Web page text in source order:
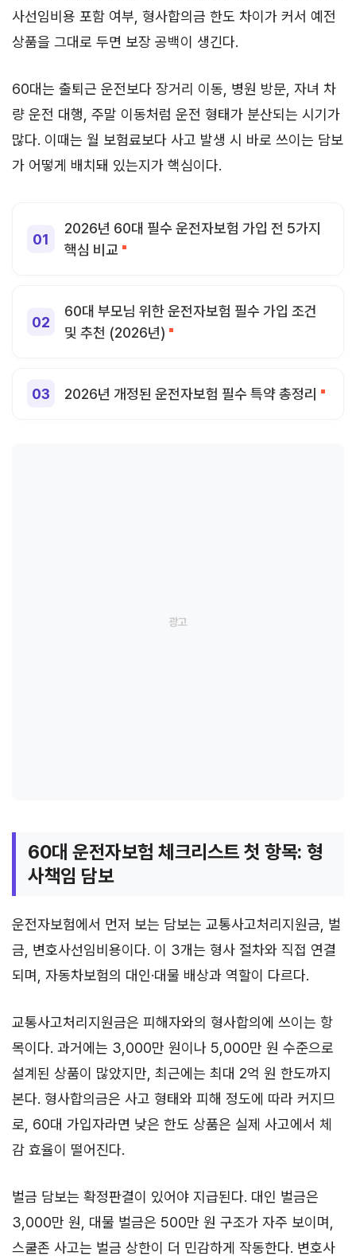
사선임비용 포함 여부, 형사합의금 한도 차이가 커서 예전
상품을 그대로 두면 보장 공백이 생긴다.
60대는 출퇴근 운전보다 장거리 이동, 병원 방문, 자녀 차
량 운전 대행, 주말 이동처럼 운전 형태가 분산되는 시기가
많다. 이때는 월 보험료보다 사고 발생 시 바로 쓰이는 담보
가 어떻게 배치돼 있는지가 핵심이다.
2026년 60대 필수 운전자보험 가입 전 5가지
핵심 비교
60대 부모님 위한 운전자보험 필수 가입 조건
및 추천 (2026년)
2026년 개정된 운전자보험 필수 특약 총정리
60대 운전자보험 체크리스트 첫 항목: 형
사책임 담보
운전자보험에서 먼저 보는 담보는 교통사고처리지원금, 벌
금, 변호사선임비용이다. 이 3개는 형사 절차와 직접 연결
되며, 자동차보험의 대인·대물 배상과 역할이 다르다.
교통사고처리지원금은 피해자와의 형사합의에 쓰이는 항
목이다. 과거에는 3,000만 원이나 5,000만 원 수준으로
설계된 상품이 많았지만, 최근에는 최대 2억 원 한도까지
본다. 형사합의금은 사고 형태와 피해 정도에 따라 커지므
로, 60대 가입자라면 낮은 한도 상품은 실제 사고에서 체
감 효율이 떨어진다.
벌금 담보는 확정판결이 있어야 지급된다. 대인 벌금은
3,000만 원, 대물 벌금은 500만 원 구조가 자주 보이며,
스쿨존 사고는 벌금 상한이 더 민감하게 작동한다. 변호사